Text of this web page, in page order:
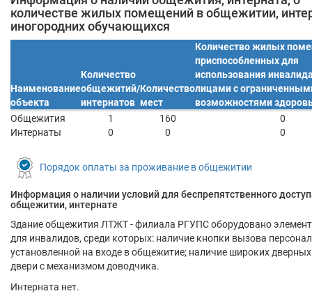
количестве жилых помещений в общежитии,
иногородних обучающихся
Наименование
объекта
Количество
общежитий/
интернатов
Количество
мест
Количество жилых
приспособленных для
использования
лицами с
возможностями
Общежития
1 160
0
Интернаты
0 0 0
Порядок оплаты за проживание в общежитии
Информация о наличии условий для беспрепятственного
общежитии, интернате
Здание общежития ЛТЖТ - филиала РГУПС оборудовано
для инвалидов, среди которых: наличие кнопки вызова
установленной на входе в общежитие; наличие широких
двери с механизмом доводчика.
Интерната нет.